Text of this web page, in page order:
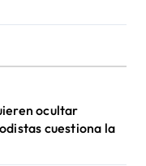
ocultar
cuestiona la